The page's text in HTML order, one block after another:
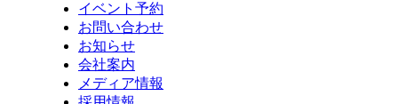
イベント予約
お問い合わせ
お知らせ
会社案内
メディア情報